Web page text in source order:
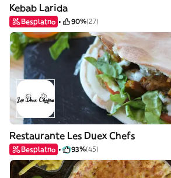
Kebab Larida
Besplatno 90%(27)
Restaurante Les Duex Chefs
Besplatno 93%(45)